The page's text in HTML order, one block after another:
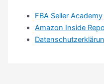
FBA Seller
Amazon Inside